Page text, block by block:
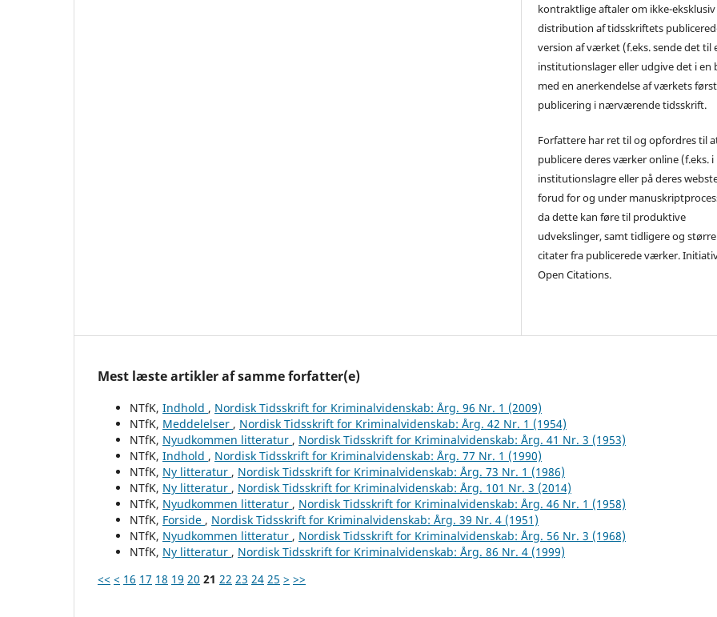
kontraktlige aftaler om ikke-eksklusiv
distribution af tidsskriftets
version af værket (f.eks. sende det til
institutionslager eller udgive det i en
med en anerkendelse af værkets
publicering i nærværende tidsskrift.
Forfattere har ret til og opfordres til
publicere deres værker online (f.eks. i
institutionslagre eller på deres
forud for og under
da dette kan føre til produktive
udvekslinger, samt tidligere og større
citater fra publicerede værker.
Open Citations.
Mest læste artikler af samme forfatter(e)
NTfK, Indhold , Nordisk Tidsskrift for Kriminalvidenskab: Årg. 96 Nr. 1 (2009)
NTfK, Meddelelser , Nordisk Tidsskrift for Kriminalvidenskab: Årg. 42 Nr. 1 (1954)
NTfK, Nyudkommen litteratur , Nordisk Tidsskrift for Kriminalvidenskab: Årg. 41 Nr. 3 (1953)
NTfK, Indhold , Nordisk Tidsskrift for Kriminalvidenskab: Årg. 77 Nr. 1 (1990)
NTfK, Ny litteratur , Nordisk Tidsskrift for Kriminalvidenskab: Årg. 73 Nr. 1 (1986)
NTfK, Ny litteratur , Nordisk Tidsskrift for Kriminalvidenskab: Årg. 101 Nr. 3 (2014)
NTfK, Nyudkommen litteratur , Nordisk Tidsskrift for Kriminalvidenskab: Årg. 46 Nr. 1 (1958)
NTfK, Forside , Nordisk Tidsskrift for Kriminalvidenskab: Årg. 39 Nr. 4 (1951)
NTfK, Nyudkommen litteratur , Nordisk Tidsskrift for Kriminalvidenskab: Årg. 56 Nr. 3 (1968)
NTfK, Ny litteratur , Nordisk Tidsskrift for Kriminalvidenskab: Årg. 86 Nr. 4 (1999)
<< < 16 17 18 19 20 21 22 23 24 25 > >>